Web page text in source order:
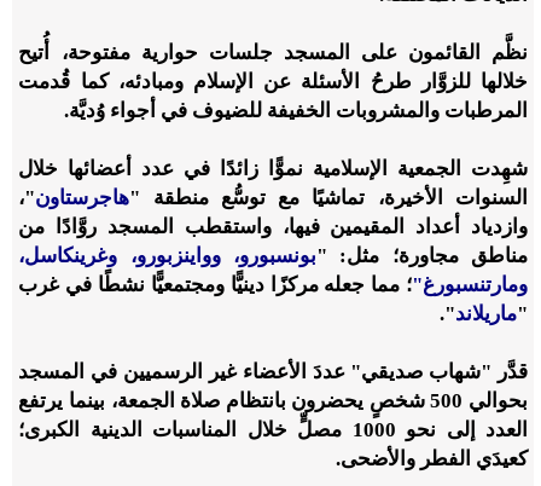
نظَّم القائمون على المسجد جلسات حوارية مفتوحة، أُتيح
خلالها للزوَّار طرحُ الأسئلة عن الإسلام ومبادئه، كما قُدمت
المرطبات والمشروبات الخفيفة للضيوف في أجواء وُديَّة.
شهِدت الجمعية الإسلامية نموًّا زائدًا في عدد أعضائها خلال
السنوات الأخيرة، تماشيًا مع توسُّع منطقة "هاجرستاون"،
وازدياد أعداد المقيمين فيها، واستقطب المسجد روَّادًا من
مناطق مجاورة؛ مثل: "بونسبورو، وواينزبورو، وغرينكاسل،
ومارتنسبورغ"؛ مما جعله مركزًا دينيًّا ومجتمعيًّا نشطًا في غرب
"ماريلاند".
قدَّر "شهاب صديقي" عددَ الأعضاء غير الرسميين في المسجد
بحوالي 500 شخصٍ يحضرون بانتظام صلاة الجمعة، بينما يرتفع
العدد إلى نحو 1000 مصلٍّ خلال المناسبات الدينية الكبرى؛
كعيدَي الفطر والأضحى.